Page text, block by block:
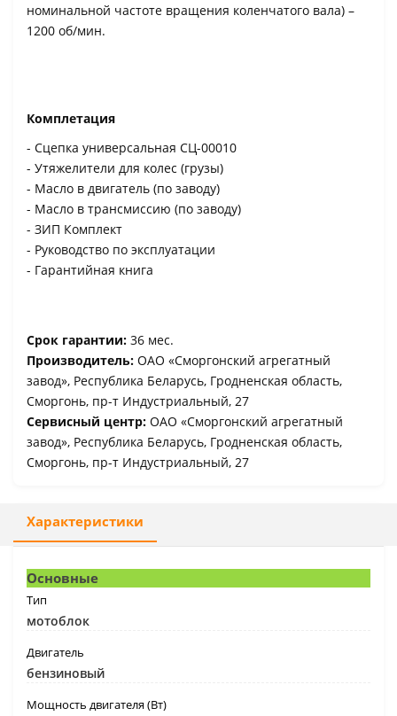
номинальной частоте вращения коленчатого вала) –
1200 об/мин.
Комплетация
- Сцепка универсальная СЦ-00010
- Утяжелители для колес (грузы)
- Масло в двигатель (по заводу)
- Масло в трансмиссию (по заводу)
- ЗИП Комплект
- Руководство по эксплуатации
- Гарантийная книга
Срок гарантии: 36 мес.
Производитель: ОАО «Сморгонский агрегатный
завод», Республика Беларусь, Гродненская область,
Сморгонь, пр-т Индустриальный, 27
Сервисный центр: ОАО «Сморгонский агрегатный
завод», Республика Беларусь, Гродненская область,
Сморгонь, пр-т Индустриальный, 27
Характеристики
Основные
Тип
мотоблок
Двигатель
бензиновый
Мощность двигателя (Вт)